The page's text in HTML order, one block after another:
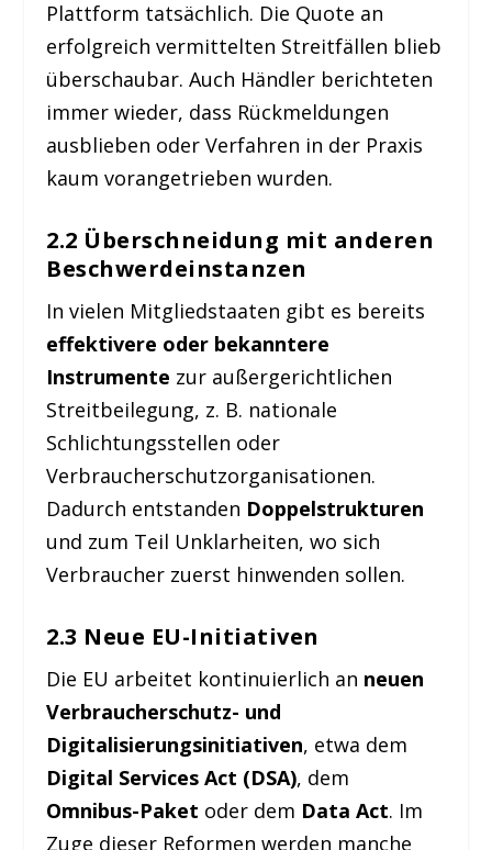
Plattform tatsächlich. Die Quote an
erfolgreich vermittelten Streitfällen blieb
überschaubar. Auch Händler berichteten
immer wieder, dass Rückmeldungen
ausblieben oder Verfahren in der Praxis
kaum vorangetrieben wurden.
2.2 Überschneidung mit anderen
Beschwerdeinstanzen
In vielen Mitgliedstaaten gibt es bereits
effektivere oder bekanntere
Instrumente zur außergerichtlichen
Streitbeilegung, z. B. nationale
Schlichtungsstellen oder
Verbraucherschutzorganisationen.
Dadurch entstanden Doppelstrukturen
und zum Teil Unklarheiten, wo sich
Verbraucher zuerst hinwenden sollen.
2.3 Neue EU-Initiativen
Die EU arbeitet kontinuierlich an neuen
Verbraucherschutz- und
Digitalisierungsinitiativen, etwa dem
Digital Services Act (DSA), dem
Omnibus-Paket oder dem Data Act. Im
Zuge dieser Reformen werden manche